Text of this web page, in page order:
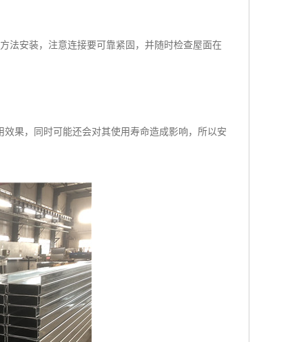
法安装，注意连接要可靠紧固，并随时检查屋面在
果，同时可能还会对其使用寿命造成影响，所以安